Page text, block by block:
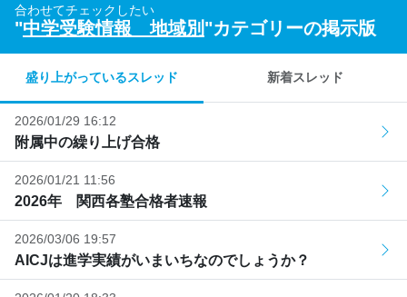
合わせてチェックしたい
"中学受験情報 地域別 "カテゴリーの掲示版
盛り上がっているスレッド 新着スレッド
2026/01/29 16:12
附属中の繰り上げ合格
2026/01/21 11:56
2026年 関西各塾合格者速報
2026/03/06 19:57
AICJは進学実績がいまいちなのでしょうか？